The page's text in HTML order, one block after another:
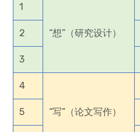
1
“想”（研究设计）
2
3
4
“写”（论文写作）
5